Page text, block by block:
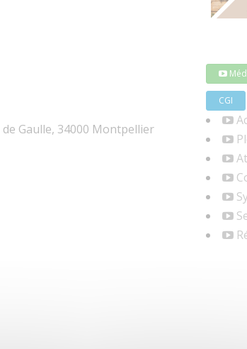
de Gaulle, 34000 Montpellier
CGI